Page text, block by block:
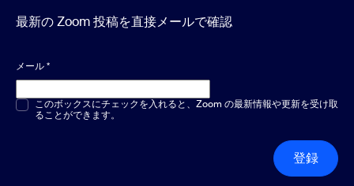
最新の Zoom 投稿を直接メールで確認
メール*
複数選択または単一選択*
このボックスにチェックを入れると、Zoom の最新情報や更新を受け取
ることができます。
登録